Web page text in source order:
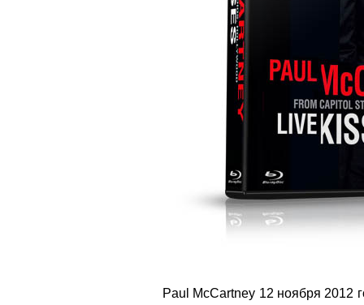
Paul McCartney 12 ноября 2012